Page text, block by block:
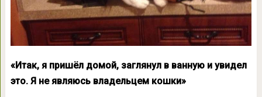
«Итак, я пришёл домой, заглянул в ванную и увидел
это. Я не являюсь владельцем кошки»